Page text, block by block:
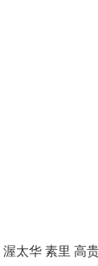
渥太华 素里 高